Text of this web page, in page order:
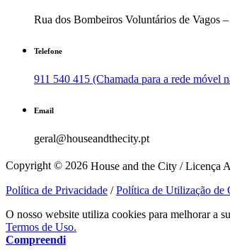
Rua dos Bombeiros Voluntários de Vagos
Telefone
911 540 415 (Chamada para a rede móvel
Email
geral@houseandthecity.pt
Copyright © 2026 House and the City / Licença
Política de Privacidade /Política de Utilização de
O nosso website utiliza cookies para melhorar a
Termos de Uso.
Compreendi